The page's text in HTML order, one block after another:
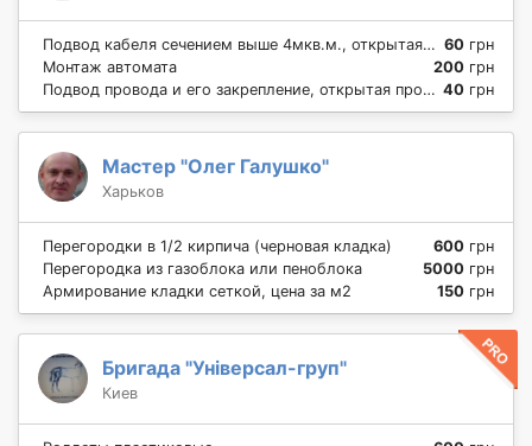
Подвод кабеля сечением выше 4мкв.м., открытая проводка 60 грн
Монтаж автомата
200 грн
Подвод провода и его закрепление, открытая проводка 40 грн
Мастер "Олег Галушко"
Харьков
Перегородки в 1/2 кирпича (черновая кладка) 600 грн
Перегородка из газоблока или пеноблока
5000 грн
Армирование кладки сеткой, цена за м2
150 грн
Бригада "Універсал-груп"
Киев